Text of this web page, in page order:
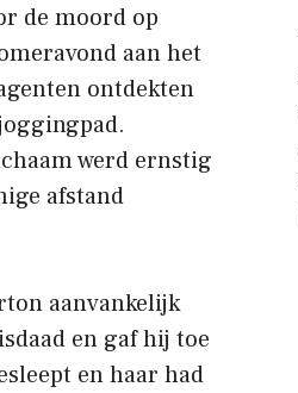
de moord op
aan het
ontdekten
werd ernstig
afstand
aanvankelijk
en gaf hij toe
en haar had